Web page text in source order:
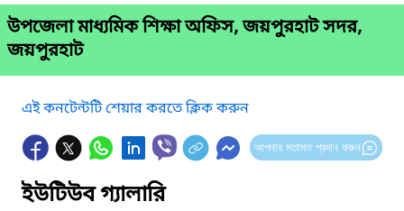
উপজেলা মাধ্যমিক শিক্ষা অফিস, জয়পুরহাট সদর,
জয়পুরহাট
এই কনটেন্টটি শেয়ার করতে ক্লিক করুন
আপনার মতামত প্রদান করুন
ইউটিউব গ্যালারি